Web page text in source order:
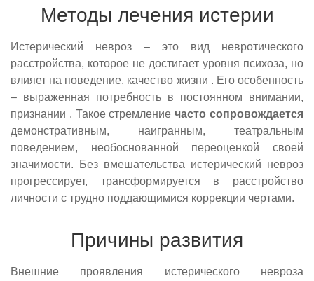
Методы лечения истерии
Истерический невроз – это вид невротического
расстройства, которое не достигает уровня психоза, но
влияет на поведение, качество жизни . Его особенность
– выраженная потребность в постоянном внимании,
признании . Такое стремлениечасто сопровождается
демонстративным, наигранным, театральным
поведением, необоснованной переоценкой своей
значимости. Без вмешательства истерический невроз
прогрессирует, трансформируется в расстройство
личности с трудно поддающимися коррекции чертами.
Причины развития
Внешние проявления истерического невроза